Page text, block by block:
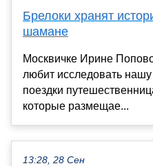
Брелоки хранят
шамане
Москвичке Ирине
любит исследовать
поездки
которые размещае...
13:28, 28 Сен